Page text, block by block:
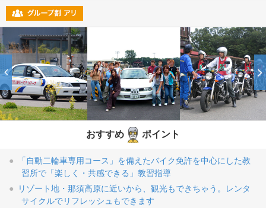
おすすめ ポイント
「自動二輪車専用コース」を備えたバイク免許を中心にした教
習所で「楽しく・共感できる」教習指導
リゾート地・那須高原に近いから、観光もできちゃう。レンタ
サイクルでリフレッシュもできます